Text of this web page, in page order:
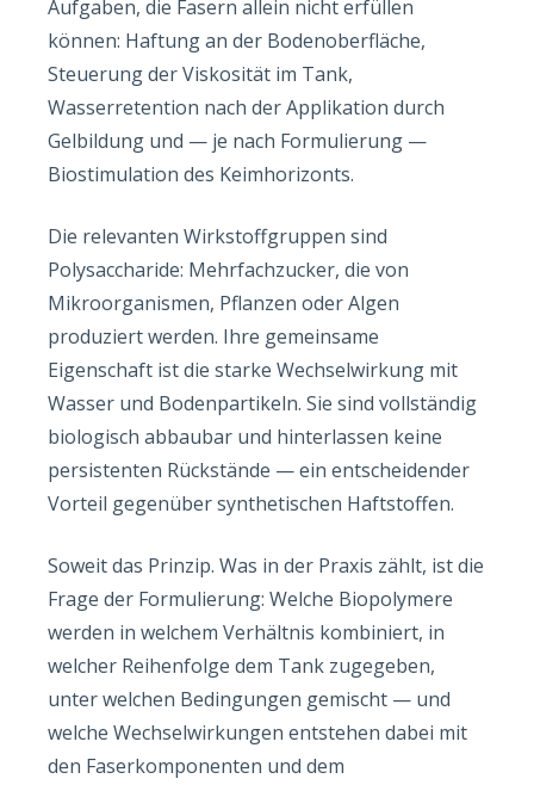
Aufgaben, die Fasern allein nicht erfüllen
können: Haftung an der Bodenoberfläche,
Steuerung der Viskosität im Tank,
Wasserretention nach der Applikation durch
Gelbildung und — je nach Formulierung —
Biostimulation des Keimhorizonts.
Die relevanten Wirkstoffgruppen sind
Polysaccharide: Mehrfachzucker, die von
Mikroorganismen, Pflanzen oder Algen
produziert werden. Ihre gemeinsame
Eigenschaft ist die starke Wechselwirkung mit
Wasser und Bodenpartikeln. Sie sind vollständig
biologisch abbaubar und hinterlassen keine
persistenten Rückstände — ein entscheidender
Vorteil gegenüber synthetischen Haftstoffen.
Soweit das Prinzip. Was in der Praxis zählt, ist die
Frage der Formulierung: Welche Biopolymere
werden in welchem Verhältnis kombiniert, in
welcher Reihenfolge dem Tank zugegeben,
unter welchen Bedingungen gemischt — und
welche Wechselwirkungen entstehen dabei mit
den Faserkomponenten und dem